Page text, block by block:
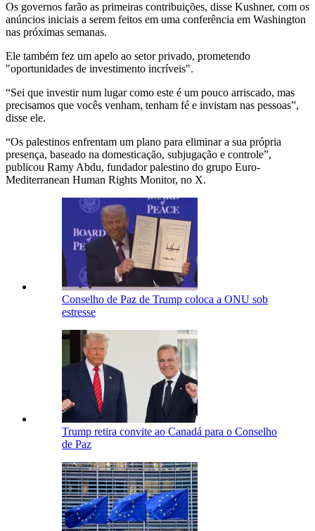
Os governos farão as primeiras contribuições, disse Kushner, com os
anúncios iniciais a serem feitos em uma conferência em Washington
nas próximas semanas.
Ele também fez um apelo ao setor privado, prometendo
"oportunidades de investimento incríveis".
“Sei que investir num lugar como este é um pouco arriscado, mas
precisamos que vocês venham, tenham fé e invistam nas pessoas”,
disse ele.
“Os palestinos enfrentam um plano para eliminar a sua própria
presença, baseado na domesticação, subjugação e controle”,
publicou Ramy Abdu, fundador palestino do grupo Euro-
Mediterranean Human Rights Monitor, no X.
Conselho de Paz de Trump coloca a ONU sob
estresse
Trump retira convite ao Canadá para o Conselho
de Paz